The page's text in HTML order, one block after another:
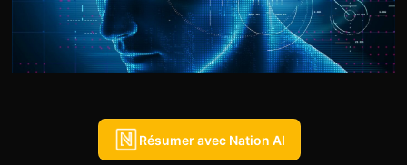
Résumer avec Nation AI